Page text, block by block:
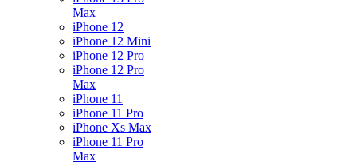
Max
iPhone 12
iPhone 12 Mini
iPhone 12 Pro
iPhone 12 Pro
Max
iPhone 11
iPhone 11 Pro
iPhone Xs Max
iPhone 11 Pro
Max